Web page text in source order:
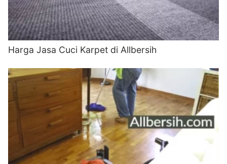
Harga Jasa Cuci Karpet di Allbersih